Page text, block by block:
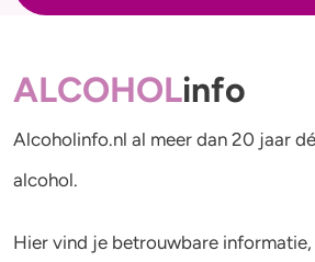
ALCOHOLinfo
Alcoholinfo.nl al meer dan 20 jaar
alcohol.
Hier vind je betrouwbare